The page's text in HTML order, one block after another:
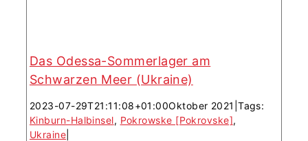
Das Odessa-Sommerlager am
Schwarzen Meer (Ukraine)
2023-07-29T21:11:08+01:00Oktober 2021 |Tags:
Kinburn-Halbinsel, Pokrowske [Pokrovske],
Ukraine
Am Schwarzen Meer entsteht ein
Sommerlager für Kinder aus
Odessa